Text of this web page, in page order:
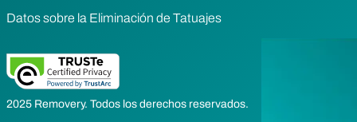
Datos sobre la Eliminación de Tatuajes
2025 Removery. Todos los derechos reservados.